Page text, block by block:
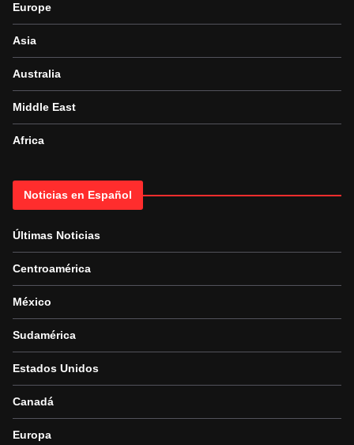
Europe
Asia
Australia
Middle East
Africa
Noticias en Español
Últimas Noticias
Centroamérica
México
Sudamérica
Estados Unidos
Canadá
Europa